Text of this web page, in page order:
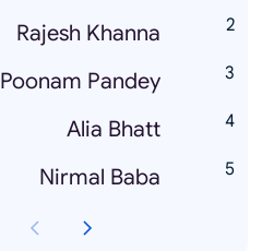
Rajesh Khanna
Poonam Pandey
Alia Bhatt
Nirmal Baba